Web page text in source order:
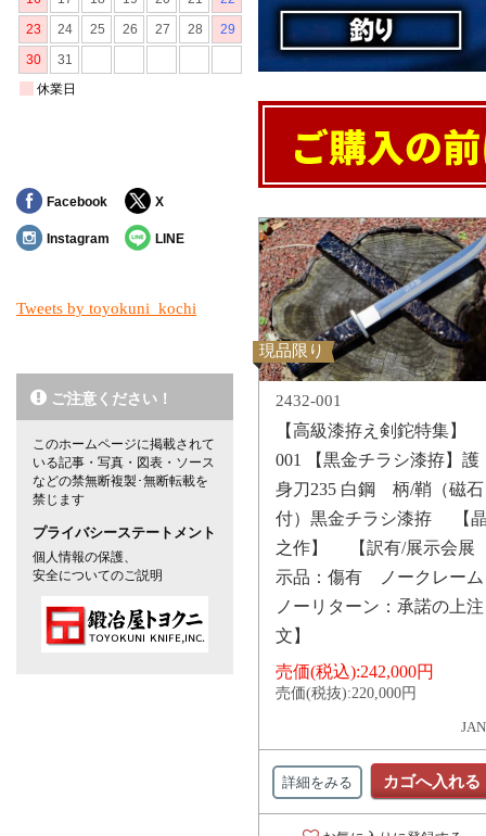
現品限り
2432-001
【高級漆拵え剣鉈特集】
001 【黒金チラシ漆拵】護
身刀235 白鋼 柄/鞘（磁石
付）黒金チラシ漆拵 【
之作】 【訳有/展示会展
示品：傷有 ノークレーム
ノーリターン：承諾の上注
文】
売価(税込):242,000円
売価(税抜):220,000円
詳細をみる カゴへ入れる
Facebook X
Instagram LINE
Tweets by toyokuni_kochi
ご注意ください！
このホームページに掲載されて
いる記事・写真・図表・ソース
などの禁無断複製･無断転載を
禁じます
プライバシーステートメント
個人情報の保護、
安全についてのご説明